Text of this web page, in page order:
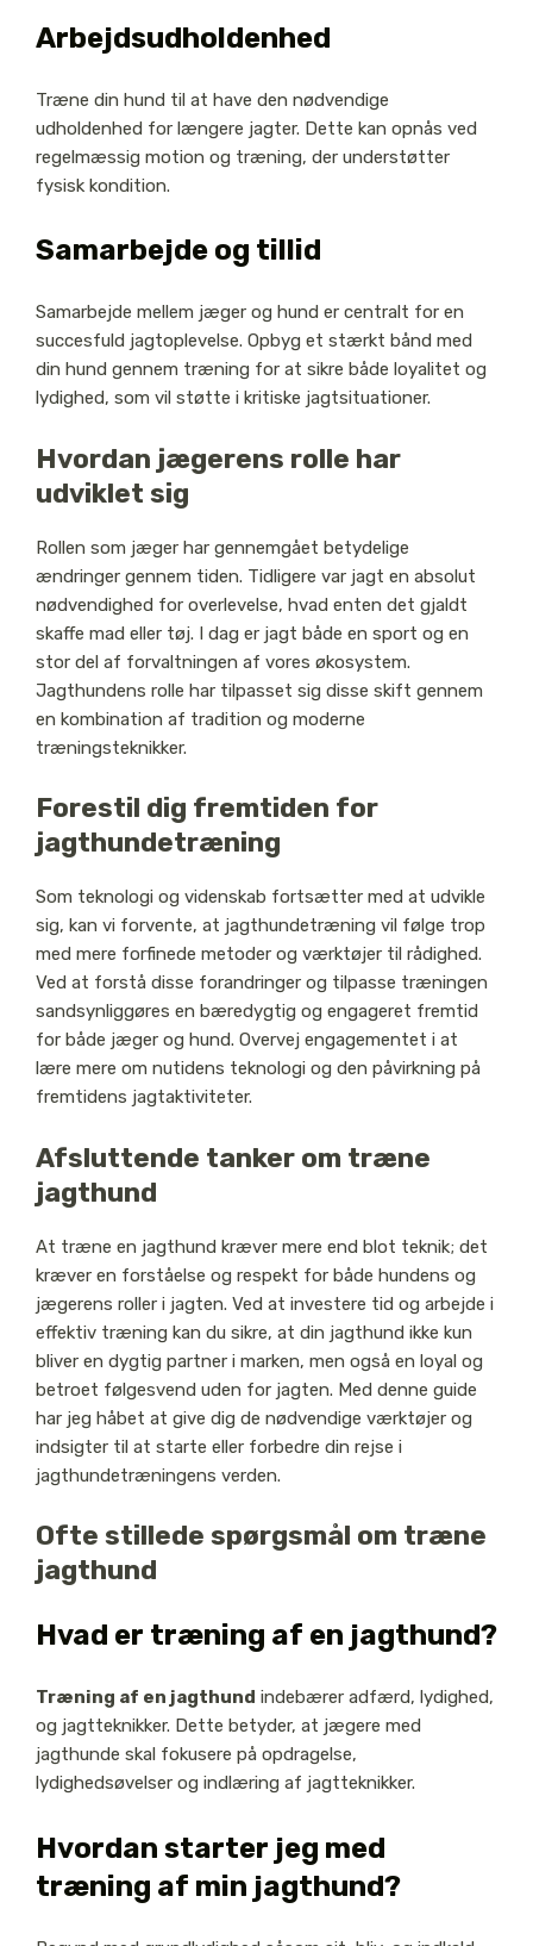
Arbejdsudholdenhed
Træne din hund til at have den nødvendige
udholdenhed for længere jagter. Dette kan opnås ved
regelmæssig motion og træning, der understøtter
fysisk kondition.
Samarbejde og tillid
Samarbejde mellem jæger og hund er centralt for en
succesfuld jagtoplevelse. Opbyg et stærkt bånd med
din hund gennem træning for at sikre både loyalitet og
lydighed, som vil støtte i kritiske jagtsituationer.
Hvordan jægerens rolle har
udviklet sig
Rollen som jæger har gennemgået betydelige
ændringer gennem tiden. Tidligere var jagt en absolut
nødvendighed for overlevelse, hvad enten det gjaldt
skaffe mad eller tøj. I dag er jagt både en sport og en
stor del af forvaltningen af vores økosystem.
Jagthundens rolle har tilpasset sig disse skift gennem
en kombination af tradition og moderne
træningsteknikker.
Forestil dig fremtiden for
jagthundetræning
Som teknologi og videnskab fortsætter med at udvikle
sig, kan vi forvente, at jagthundetræning vil følge trop
med mere forfinede metoder og værktøjer til rådighed.
Ved at forstå disse forandringer og tilpasse træningen
sandsynliggøres en bæredygtig og engageret fremtid
for både jæger og hund. Overvej engagementet i at
lære mere om nutidens teknologi og den påvirkning på
fremtidens jagtaktiviteter.
Afsluttende tanker om træne
jagthund
At træne en jagthund kræver mere end blot teknik; det
kræver en forståelse og respekt for både hundens og
jægerens roller i jagten. Ved at investere tid og arbejde i
effektiv træning kan du sikre, at din jagthund ikke kun
bliver en dygtig partner i marken, men også en loyal og
betroet følgesvend uden for jagten. Med denne guide
har jeg håbet at give dig de nødvendige værktøjer og
indsigter til at starte eller forbedre din rejse i
jagthundetræningens verden.
Ofte stillede spørgsmål om træne
jagthund
Hvad er træning af en jagthund?
Træning af en jagthund indebærer adfærd, lydighed,
og jagtteknikker. Dette betyder, at jægere med
jagthunde skal fokusere på opdragelse,
lydighedsøvelser og indlæring af jagtteknikker.
Hvordan starter jeg med
træning af min jagthund?